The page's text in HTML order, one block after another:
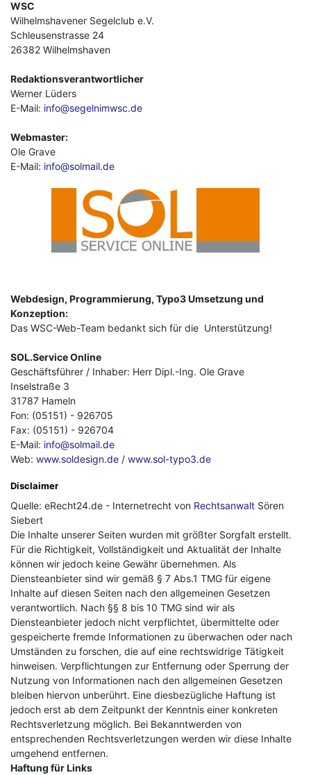
WSC
Wilhelmshavener Segelclub e.V.
Schleusenstrasse 24
26382 Wilhelmshaven
Redaktionsverantwortlicher
Werner Lüders
E-Mail: info@segelnimwsc.de
Webmaster:
Ole Grave
E-Mail: info@solmail.de
Webdesign, Programmierung, Typo3 Umsetzung und
Konzeption:
Das WSC-Web-Team bedankt sich für die Unterstützung!
SOL.Service Online
Geschäftsführer / Inhaber: Herr Dipl.-Ing. Ole Grave
Inselstraße 3
31787 Hameln
Fon: (05151) - 926705
Fax: (05151) - 926704
E-Mail: info@solmail.de
Web: www.soldesign.de / www.sol-typo3.de
Disclaimer
Quelle: eRecht24.de - Internetrecht von Rechtsanwalt Sören
Siebert
Die Inhalte unserer Seiten wurden mit größter Sorgfalt erstellt.
Für die Richtigkeit, Vollständigkeit und Aktualität der Inhalte
können wir jedoch keine Gewähr übernehmen. Als
Diensteanbieter sind wir gemäß § 7 Abs.1 TMG für eigene
Inhalte auf diesen Seiten nach den allgemeinen Gesetzen
verantwortlich. Nach §§ 8 bis 10 TMG sind wir als
Diensteanbieter jedoch nicht verpflichtet, übermittelte oder
gespeicherte fremde Informationen zu überwachen oder nach
Umständen zu forschen, die auf eine rechtswidrige Tätigkeit
hinweisen. Verpflichtungen zur Entfernung oder Sperrung der
Nutzung von Informationen nach den allgemeinen Gesetzen
bleiben hiervon unberührt. Eine diesbezügliche Haftung ist
jedoch erst ab dem Zeitpunkt der Kenntnis einer konkreten
Rechtsverletzung möglich. Bei Bekanntwerden von
entsprechenden Rechtsverletzungen werden wir diese Inhalte
umgehend entfernen.
Haftung für Links